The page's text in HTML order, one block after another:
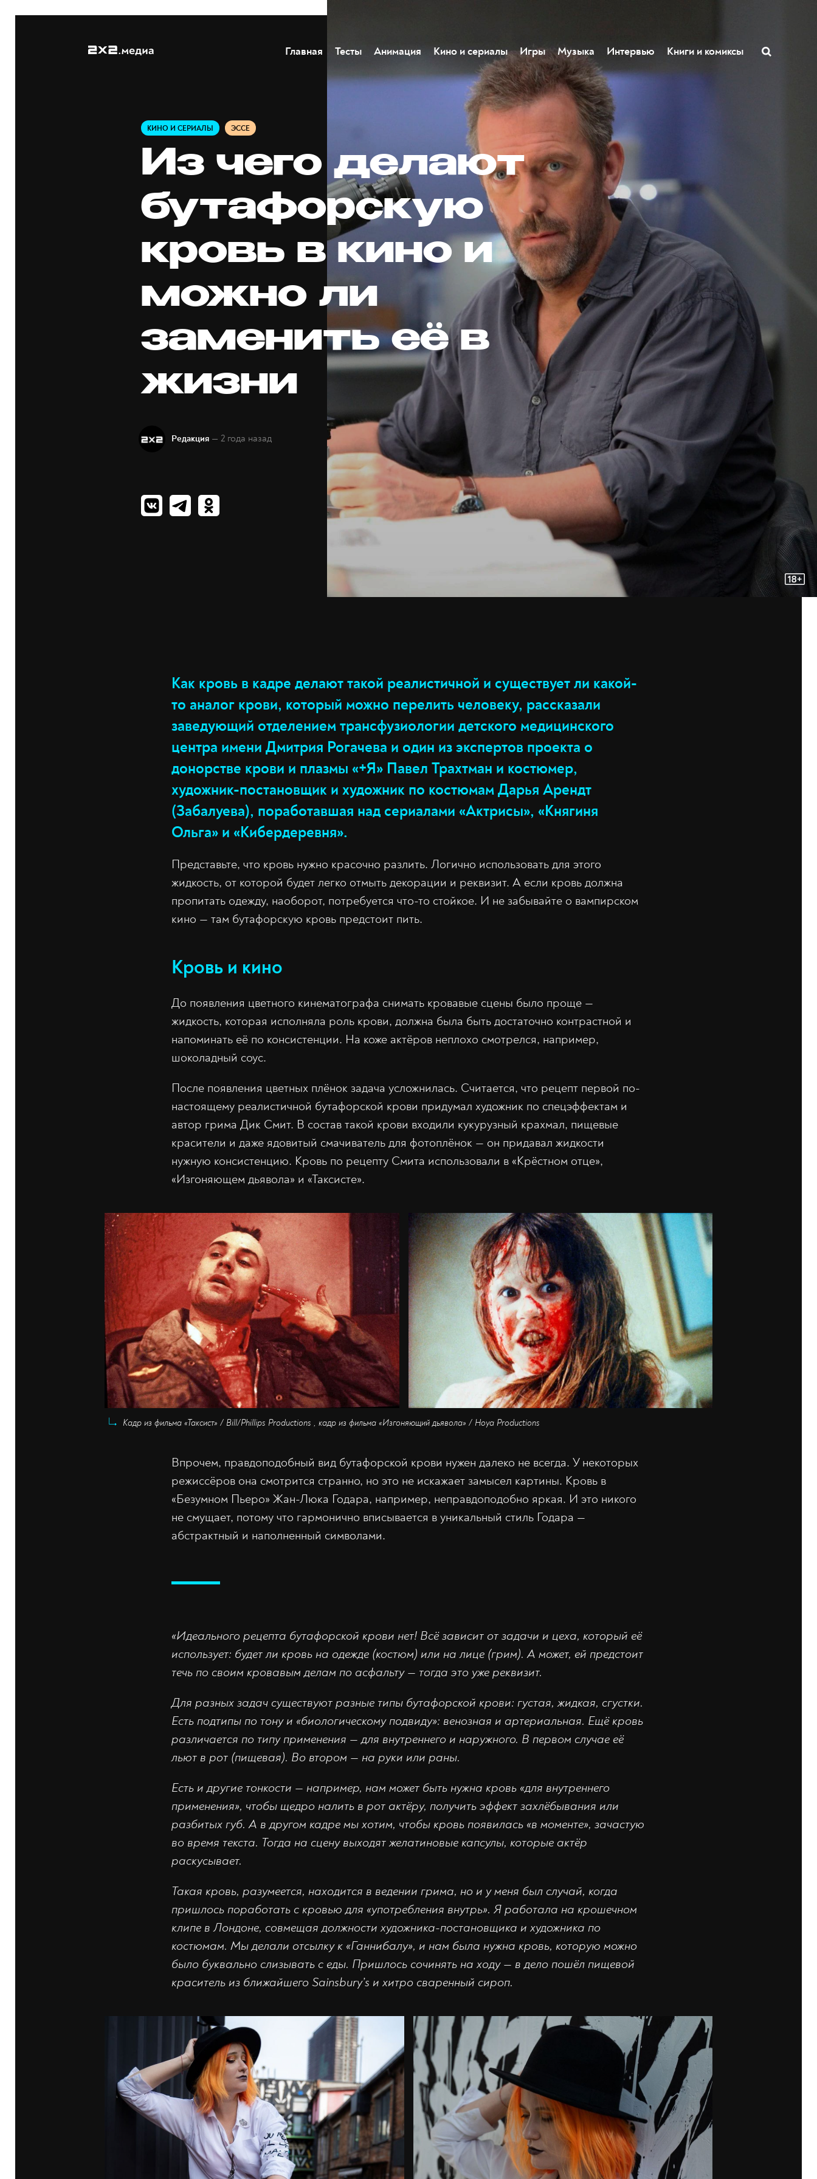
Главная Тесты Анимация Кино и сериалы Игры Музыка Интервью Книги и комиксы
КИНО И СЕРИАЛЫ ЭССЕ
Из чего делают
бутафорскую
кровь в кино и
можно ли
заменить её в
жизни
Редакция — 2 года назад
Как кровь в кадре делают такой реалистичной и существует ли какой-
то аналог крови, который можно перелить человеку, рассказали
заведующий отделением трансфузиологии детского медицинского
центра имени Дмитрия Рогачева и один из экспертов проекта о
донорстве крови и плазмы «+Я» Павел Трахтман и костюмер,
художник-постановщик и художник по костюмам Дарья Арендт
(Забалуева), поработавшая над сериалами «Актрисы», «Княгиня
Ольга» и «Кибердеревня».
Представьте, что кровь нужно красочно разлить. Логично использовать для этого
жидкость, от которой будет легко отмыть декорации и реквизит. А если кровь должна
пропитать одежду, наоборот, потребуется что-то стойкое. И не забывайте о вампирском
кино — там бутафорскую кровь предстоит пить.
Кровь и кино
До появления цветного кинематографа снимать кровавые сцены было проще —
жидкость, которая исполняла роль крови, должна была быть достаточно контрастной и
напоминать её по консистенции. На коже актёров неплохо смотрелся, например,
шоколадный соус.
После появления цветных плёнок задача усложнилась. Считается, что рецепт первой по-
настоящему реалистичной бутафорской крови придумал художник по спецэффектам и
автор грима Дик Смит. В состав такой крови входили кукурузный крахмал, пищевые
красители и даже ядовитый смачиватель для фотоплёнок — он придавал жидкости
нужную консистенцию. Кровь по рецепту Смита использовали в «Крёстном отце»,
«Изгоняющем дьявола» и «Таксисте».
Кадр из фильма «Таксист» / Bill/Phillips Productions , кадр из фильма «Изгоняющий дьявола» / Hoya Productions
Впрочем, правдоподобный вид бутафорской крови нужен далеко не всегда. У некоторых
режиссёров она смотрится странно, но это не искажает замысел картины. Кровь в
«Безумном Пьеро» Жан-Люка Годара, например, неправдоподобно яркая. И это никого
не смущает, потому что гармонично вписывается в уникальный стиль Годара —
абстрактный и наполненный символами.
«Идеального рецепта бутафорской крови нет! Всё зависит от задачи и цеха, который её
использует: будет ли кровь на одежде (костюм) или на лице (грим). А может, ей предстоит
течь по своим кровавым делам по асфальту — тогда это уже реквизит.
Для разных задач существуют разные типы бутафорской крови: густая, жидкая, сгустки.
Есть подтипы по тону и «биологическому подвиду»: венозная и артериальная. Ещё кровь
различается по типу применения — для внутреннего и наружного. В первом случае её
льют в рот (пищевая). Во втором — на руки или раны.
Есть и другие тонкости — например, нам может быть нужна кровь «для внутреннего
применения», чтобы щедро налить в рот актёру, получить эффект захлёбывания или
разбитых губ. А в другом кадре мы хотим, чтобы кровь появилась «в моменте», зачастую
во время текста. Тогда на сцену выходят желатиновые капсулы, которые актёр
раскусывает.
Такая кровь, разумеется, находится в ведении грима, но и у меня был случай, когда
пришлось поработать с кровью для «употребления внутрь». Я работала на крошечном
клипе в Лондоне, совмещая должности художника-постановщика и художника по
костюмам. Мы делали отсылку к «Ганнибалу», и нам была нужна кровь, которую можно
было буквально слизывать с еды. Пришлось сочинять на ходу — в дело пошёл пищевой
краситель из ближайшего Sainsbury’s и хитро сваренный сироп.